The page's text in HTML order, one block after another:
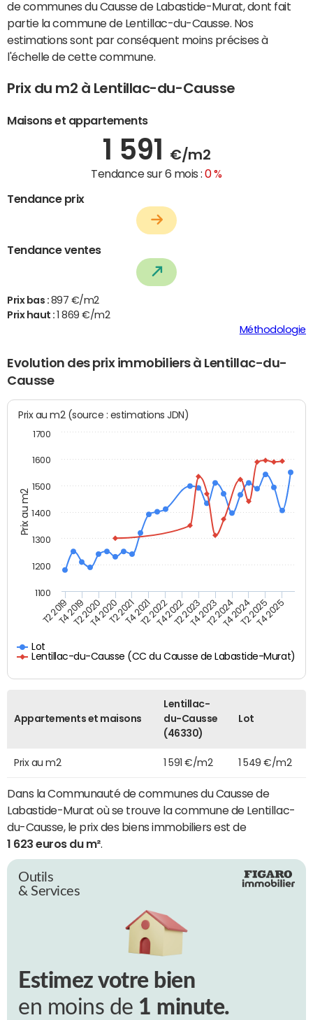
de communes du Causse de Labastide-Murat, dont fait
partie la commune de Lentillac-du-Causse. Nos
estimations sont par conséquent moins précises à
l'échelle de cette commune.
Prix du m2 à Lentillac-du-Causse
Maisons et appartements
1 591 €/m2
Tendance sur 6 mois :0 %
Tendance prix
Tendance ventes
Prix bas : 897 €/m2
Prix haut :
1 869 €/m2
Méthodologie
Evolution des prix immobiliers à Lentillac-du-
Causse
Prix au m2
Prix au m2 (source : estimations JDN)
Lot
Lentillac-du-Causse (CC du Causse de Labastide-Murat)
T2 2019T4 2019T2 2020T4 2020T2 2021T4 2021T2 2022T4 2022T2 2023T4 2023T2 2024T4 2024T2 2025T4 2025
1100
1200
1300
1400
1500
1600
1700
Appartements et maisons
Lentillac-
du-Causse
(46330)
Lot
Prix au m2 1 591 €/m2 1 549 €/m2
Dans la Communauté de communes du Causse de
Labastide-Murat où se trouve la commune de Lentillac-
du-Causse, le prix des biens immobiliers est de
1 623 euros du m².
Outils
& Services
Estimez votre bien
en moins de 1 minute.